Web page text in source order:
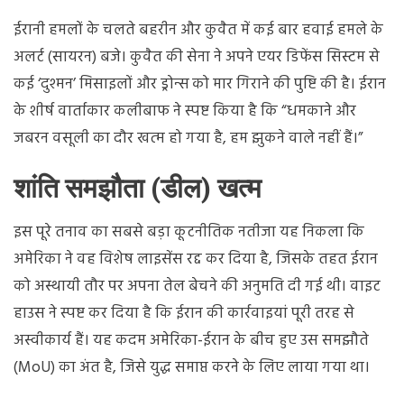
ईरानी हमलों के चलते बहरीन और कुवैत में कई बार हवाई हमले के
अलर्ट (सायरन) बजे। कुवैत की सेना ने अपने एयर डिफेंस सिस्टम से
कई ‘दुश्मन’ मिसाइलों और ड्रोन्स को मार गिराने की पुष्टि की है। ईरान
के शीर्ष वार्ताकार कलीबाफ ने स्पष्ट किया है कि “धमकाने और
जबरन वसूली का दौर खत्म हो गया है, हम झुकने वाले नहीं हैं।”
शांति समझौता (डील) खत्म
इस पूरे तनाव का सबसे बड़ा कूटनीतिक नतीजा यह निकला कि
अमेरिका ने वह विशेष लाइसेंस रद्द कर दिया है, जिसके तहत ईरान
को अस्थायी तौर पर अपना तेल बेचने की अनुमति दी गई थी। वाइट
हाउस ने स्पष्ट कर दिया है कि ईरान की कार्रवाइयां पूरी तरह से
अस्वीकार्य हैं। यह कदम अमेरिका-ईरान के बीच हुए उस समझौते
(MoU) का अंत है, जिसे युद्ध समाप्त करने के लिए लाया गया था।